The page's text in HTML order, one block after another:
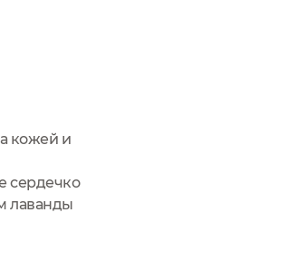
кожей и
сердечко
лаванды